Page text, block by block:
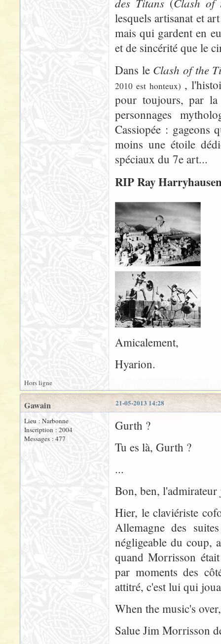
lesquels artisanat et
mais qui gardent en
et de sincérité que le
Dans le Clash of the
2010 est honteux) ,
pour toujours, par la
personnages
Cassiopée : gageons
moins une étoile
spéciaux du 7e art...
RIP Ray
Amicalement,
Hyarion.
Hors ligne
21-05-2013 14:28
Gawain
Lieu : Narbonne
Inscription : 2004
Messages : 477
Gurth ?
Tu es là, Gurth ?
...
Bon, ben,
Hier, le claviériste
Allemagne des
négligeable du coup,
quand Morrisson
par moments des
attitré, c'est lui qui
When the music's
Salue Jim Morrisson